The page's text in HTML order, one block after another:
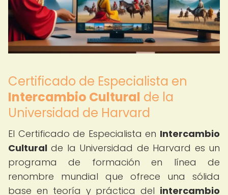
Certificado de Especialista en
Intercambio Cultural de la
Universidad de Harvard
El Certificado de Especialista en Intercambio
Cultural de la Universidad de Harvard es un
programa de formación en línea de
renombre mundial que ofrece una sólida
base en teoría y práctica del intercambio